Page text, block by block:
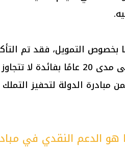
بخصوص التمويل، فقد تم
مبادرة الدولة لتحفيز
هو الدعم النقدي في